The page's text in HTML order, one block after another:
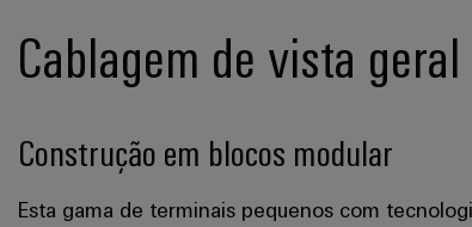
Cablagem de vista
Construção em blocos modular
Esta gama de terminais pequenos com